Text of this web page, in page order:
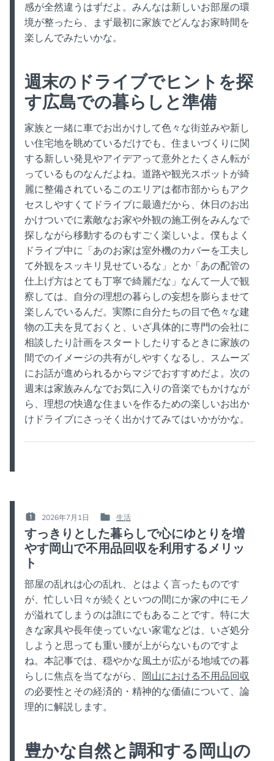
感が全然違うはずだよ。みんなは新しいお部屋の環
境が整ったら、まず最初に家族でどんなお家時間を
楽しんでみたいかな。
週末のドライブでヒントを探
す広島での暮らしと準備
家族と一緒に車でお出かけして色々な街並みや新し
い住宅地を眺めているだけでも、住まいづくりに関
する新しい発見やアイデアって意外とたくさん転が
っているものなんだよね。道路や観光スポットが綺
麗に整備されているこのエリアは都市部からもアク
セスしやすくてドライブに最適だから、休日のお出
かけついでに素敵なお家や外観の施工例をみんなで
探しながら移動するのもすごく楽しいよ。僕もよく
ドライブ中に「あのお家は室外機のカバーを工夫し
て外観をスッキリ見せているな」とか「あの配管の
仕上げ方はとても丁寧で綺麗だな」なんて一人で観
察しては、自分の理想の暮らしの妄想を膨らませて
楽しんでいるんだ。実際に自分たちの目で色々な建
物の工夫を見ておくと、いざ具体的に専門の会社に
相談したり計画をスタートしたりするときに家族の
間でのイメージの共有がしやすくなるし、スムーズ
にお話が進められるからマジでおすすめだよ。次の
週末は家族みんなでお気に入りの音楽でもかけなが
ら、理想の快適な住まいを作るための楽しいお出か
けドライブにさっそく出かけてみてはいかがかな。
POSTED
ON
2026年7月1日
POSTED
IN
:
生活
すっきりとした暮らしで心にゆとりを増
やす岡山で不用品回収を利用するメリッ
ト
部屋の乱れは心の乱れ、とはよく言ったものです
が、忙しい日々が続くといつの間にか家の中にモノ
が溢れてしまうのは誰にでもあることです。特に大
きな家具や長年使っていない家電などは、いざ処分
しようと思っても重い腰が上がらないものですよ
ね。本記事では、穏やかな風土が広がる地域での暮
らしに焦点を当てながら、 岡山における不用品回収
の必要性とその経済的・精神的な価値について、論
理的に解説します。
豊かな自然と調和する岡山の